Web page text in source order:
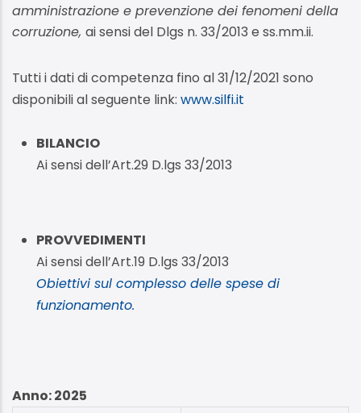
amministrazione e prevenzione dei fenomeni della
corruzione, ai sensi del Dlgs n. 33/2013 e ss.mm.ii.
Tutti i dati di competenza fino al 31/12/2021 sono
disponibili al seguente link: www.silfi.it
BILANCIO
Ai sensi dell’Art.29 D.lgs 33/2013
PROVVEDIMENTI
Ai sensi dell’Art.19 D.lgs 33/2013
Obiettivi sul complesso delle spese di
funzionamento.
Anno: 2025